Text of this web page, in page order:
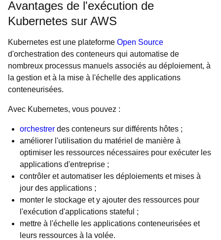
Avantages de l'exécution de
Kubernetes sur AWS
Kubernetes est une plateforme Open Source
d'orchestration des conteneurs qui automatise de
nombreux processus manuels associés au déploiement, à
la gestion et à la mise à l'échelle des applications
conteneurisées.
Avec Kubernetes, vous pouvez :
orchestrer des conteneurs sur différents hôtes ;
améliorer l'utilisation du matériel de manière à
optimiser les ressources nécessaires pour exécuter les
applications d'entreprise ;
contrôler et automatiser les déploiements et mises à
jour des applications ;
monter le stockage et y ajouter des ressources pour
l'exécution d'applications stateful ;
mettre à l'échelle les applications conteneurisées et
leurs ressources à la volée.